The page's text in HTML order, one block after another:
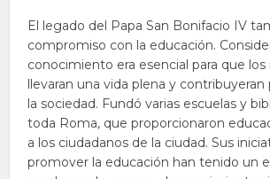
El legado del Papa San Bonifacio IV
compromiso con la educación.
conocimiento era esencial para que los
llevaran una vida plena y
la sociedad. Fundó varias escuelas y
toda Roma, que proporcionaron
a los ciudadanos de la ciudad. Sus
promover la educación han tenido un